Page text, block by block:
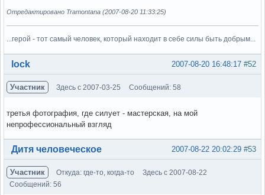
Отредактировано Tramontana (2007-08-20 11:33:25)
...герой - тот самый человек, который находит в себе силы быть добрым...
Вне форума #52
2007-08-20 16:48:17
lock
Участник Здесь с 2007-03-25 Сообщений: 58
третья фотография, где силует - мастерская, на мой
непрофессиональный взгляд
Вне форума #53
2007-08-22 20:02:29
Дитя человеческое
Участник Откуда: где-то, когда-то
Здесь с 2007-08-22
Сообщений: 56